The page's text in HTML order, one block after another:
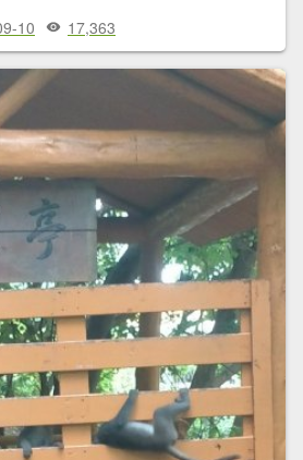
10 17,363